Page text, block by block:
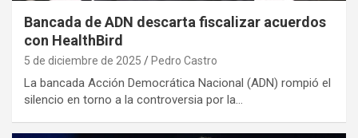
Bancada de ADN descarta fiscalizar acuerdos
con HealthBird
5 de diciembre de 2025 Pedro Castro
La bancada Acción Democrática Nacional (ADN) rompió el
silencio en torno a la controversia por la…